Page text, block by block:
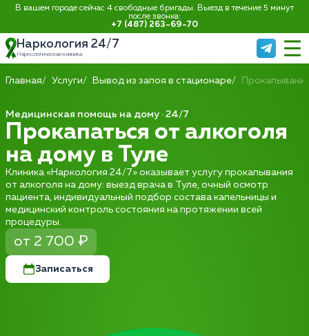
В вашем городе сейчас 4 свободные бригады. Выезд в течение 5 минут
после звонка:
+7 (487) 263-69-70
Наркология 24/7
Наркологическая клиника
Главная Услуги Вывод из запоя в стационаре
Медицинская помощь на дому · 24/7
Прокапаться от алкоголя
на дому в Туле
Клиника «Наркология 24/7» оказывает услугу прокапывания
от алкоголя на дому: выезд врача в Туле, очный осмотр
пациента, индивидуальный подбор состава капельницы и
медицинский контроль состояния на протяжении всей
процедуры.
от 2 700 ₽
Записаться